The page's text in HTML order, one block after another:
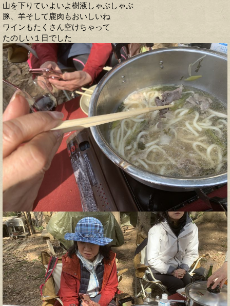
山を下りていよいよ樹液しゃぶしゃぶ
豚、羊そして鹿肉もおいしいね
ワインもたくさん空けちゃって
たのしい１日でした